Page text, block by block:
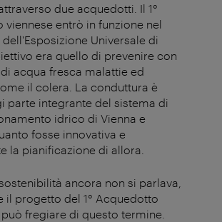
due acquedotti. Il 1°
viennese entrò in funzione nel
dell'Esposizione Universale di
era quello di prevenire con
acqua fresca malattie ed
il colera. La conduttura è
parte integrante del sistema di
idrico di Vienna e
fosse innovativa e
la pianificazione di allora.
ancora non si parlava,
il progetto del 1° Acquedotto
fregiare di questo termine.